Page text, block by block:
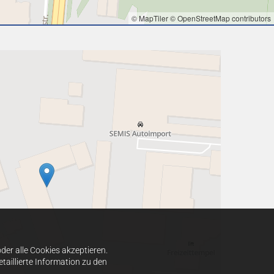
alle Cookies akzeptieren.
Information zu den
© MapTiler© OpenStreetMap contributors